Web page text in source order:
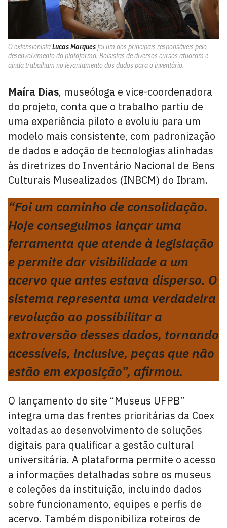
O extensionistaLucas Marques foi um dos principais responsáveis pelo
desenvolvimento da plataforma. Bolsistas de diversos cursos atuaram e
ainda trabalham no levantamento dos dados para o inventário.
Maíra Dias, museóloga e vice-coordenadora
do projeto, conta que o trabalho partiu de
uma experiência piloto e evoluiu para um
modelo mais consistente, com padronização
de dados e adoção de tecnologias alinhadas
às diretrizes do Inventário Nacional de Bens
Culturais Musealizados (INBCM) do Ibram.
“Foi um caminho de consolidação.
Hoje conseguimos lançar uma
ferramenta que atende à legislação
e permite dar visibilidade a um
acervo que antes estava disperso. O
sistema representa uma verdadeira
revolução ao possibilitar a
extroversão desses dados, tornando
acessíveis, inclusive, peças que não
estão em exposição”, afirmou.
O lançamento do site “Museus UFPB”
integra uma das frentes prioritárias da Coex
voltadas ao desenvolvimento de soluções
digitais para qualificar a gestão cultural
universitária. A plataforma permite o acesso
a informações detalhadas sobre os museus
e coleções da instituição, incluindo dados
sobre funcionamento, equipes e perfis de
acervo. Também disponibiliza roteiros de